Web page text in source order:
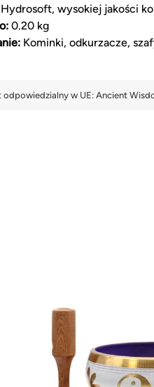
wysokiej jakości
0.20 kg
Kominki, odkurzacze,